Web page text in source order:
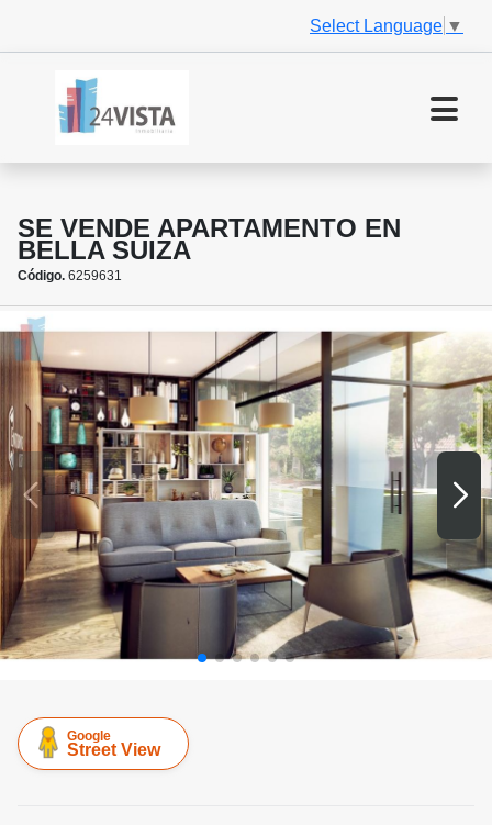
Select Language ▼
SE VENDE APARTAMENTO EN
BELLA SUIZA
Código. 6259631
Google
Street View